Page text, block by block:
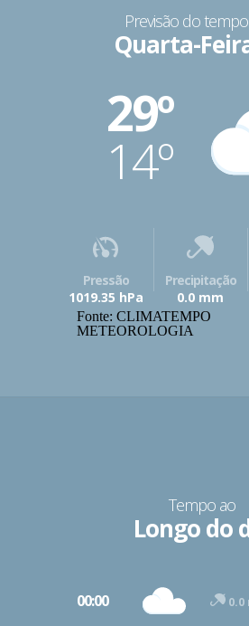
Previsão do
Quarta-
29º
14º
Pressão
1019.35 hPa
Precipitação
0.0 mm
Fonte: CLIMATEMPO
METEOROLOGIA
Tempo ao
Longo do
00:00 0.0